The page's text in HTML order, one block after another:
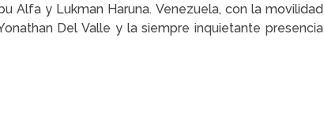
Alfa y Lukman Haruna. Venezuela, con la movilidad
Del Valle y la siempre inquietante presencia